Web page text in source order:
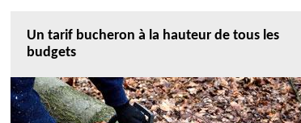
Un tarif bucheron à la hauteur de tous les
budgets